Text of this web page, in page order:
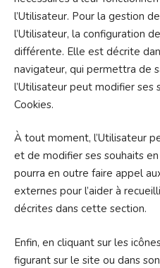
l’Utilisateur. Pour la gestion
l’Utilisateur, la configuration
différente. Elle est décrite
navigateur, qui permettra de
l’Utilisateur peut modifier ses
Cookies.
À tout moment, l’Utilisateur
et de modifier ses souhaits
pourra en outre faire appel
externes pour l’aider à
décrites dans cette section.
Enfin, en cliquant sur les
figurant sur le site ou dans